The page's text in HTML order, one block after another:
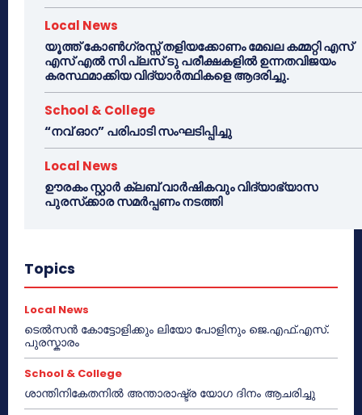
Local News
യൂത്ത് കോൺഗ്രസ്സ് തളിയക്കോണം മേഖല കമ്മറ്റി എസ്
എസ് എൽ സി പ്ലസ് ടു പരീക്ഷകളിൽ ഉന്നതവിജയം
കരസ്ഥമാക്കിയ വിദ്യാർത്ഥികളെ ആദരിച്ചു.
School & College
“നവ് ഓറ” പരിപാടി സംഘടിപ്പിച്ചു
Local News
ഊരകം സ്റ്റാർ ക്ലബ് വാർഷികവും വിദ്യാഭ്യാസ
പുരസ്‌ക്കാര സമർപ്പണം നടത്തി
Topics
Local News
ടെൽസൻ കോട്ടോളിക്കും ലിയോ പോളിനും ജെ.എഫ്.എസ്.
പുരസ്കാരം
School & College
ശാന്തിനികേതനിൽ അന്താരാഷ്ട്ര യോഗ ദിനം ആചരിച്ചു